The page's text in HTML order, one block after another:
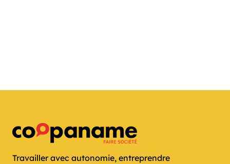
Travailler avec autonomie, entreprendre